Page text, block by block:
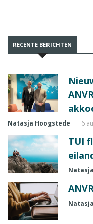
RECENTE BERICHTEN
Natasja Hoogstede 6
TUI